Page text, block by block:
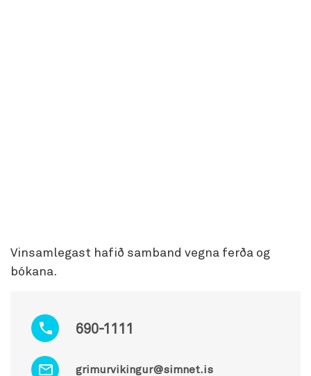
690-1111
grimurvikingur@simnet.is
Vinsamlegast hafið samband vegna ferða og
bókana.